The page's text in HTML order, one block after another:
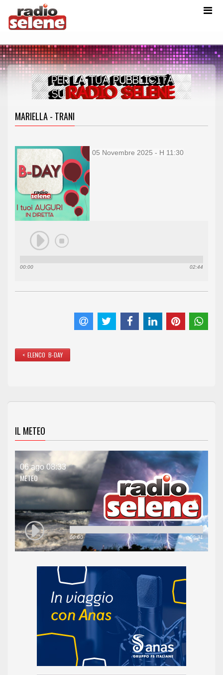
MARIELLA - TRANI
00:00 02:44
05 Novembre 2025 - H 11:30
< ELENCO B-DAY
IL METEO
06 ago 08:33
METEO
00:00 00:31